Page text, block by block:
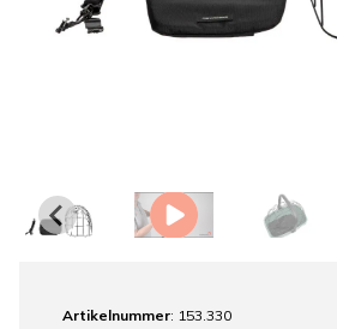
Artikelnummer: 153.330